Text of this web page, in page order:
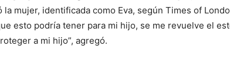
la mujer, identificada como Eva, según Times of
esto podría tener para mi hijo, se me revuelve el
a mi hijo”, agregó.